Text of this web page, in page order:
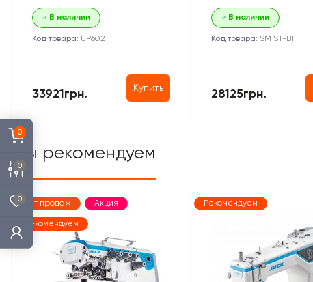
0
0
0
В наличии
Код товара: UP602
33921грн. Купить
В наличии
Код товара: SM ST-B1
28125грн.
Мы рекомендуем
Хит продаж Акция
Рекомендуем
Рекомендуем